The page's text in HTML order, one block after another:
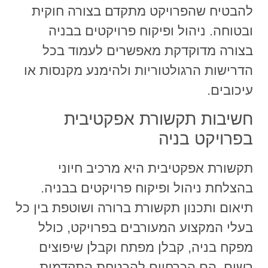
להבטיח שהפרויקט מתקדם בצורה חוקית
ובטוחה. ניהול ופיקוח פרויקטים בבניה
בצורה מדוקדקת מאפשרים לעמוד בכל
הדרישות הרגולטוריות ולהימנע מקנסות או
עיכובים.
חשיבות תקשורת אפקטיבית
בפרויקט בניה
תקשורת אפקטיבית היא מרכיב חיוני
בהצלחת ניהול ופיקוח פרויקטים בבניה.
תיאום ותכנון תקשורת ברורה ושוטפת בין כל
בעלי המקצוע המעורבים בפרויקט, כולל
מפקח בניה, קבלן מפתח וקבלן שיפוצים